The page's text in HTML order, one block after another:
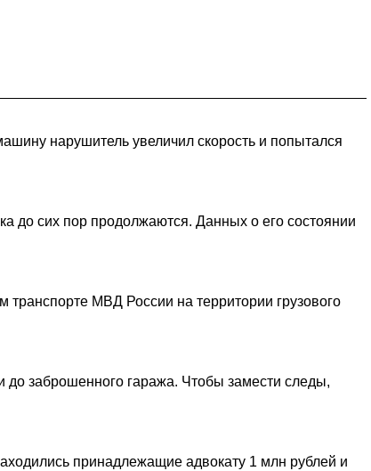
нарушитель увеличил скорость и попытался
до сих пор продолжаются. Данных о его состоянии
МВД России на территории грузового
до заброшенного гаража. Чтобы замести следы,
принадлежащие адвокату 1 млн рублей и